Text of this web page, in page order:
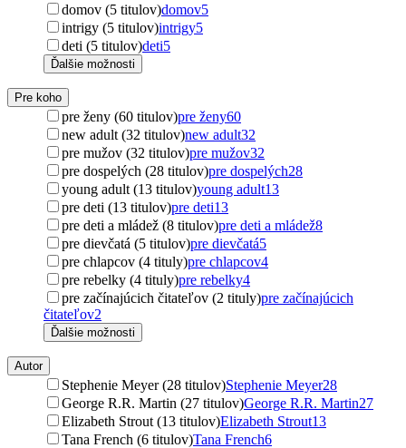
domov (5 titulov)domov5
intrigy (5 titulov)intrigy5
deti (5 titulov)deti5
Ďalšie možnosti
Pre koho
pre ženy (60 titulov)pre ženy60
new adult (32 titulov)new adult32
pre mužov (32 titulov)pre mužov32
pre dospelých (28 titulov)pre dospelých28
young adult (13 titulov)young adult13
pre deti (13 titulov)pre deti13
pre deti a mládež (8 titulov)pre deti a mládež8
pre dievčatá (5 titulov)pre dievčatá5
pre chlapcov (4 tituly)pre chlapcov4
pre rebelky (4 tituly)pre rebelky4
pre začínajúcich čitateľov (2 tituly)pre začínajúcich
čitateľov2
Ďalšie možnosti
Autor
Stephenie Meyer (28 titulov)Stephenie Meyer28
George R.R. Martin (27 titulov)George R.R. Martin27
Elizabeth Strout (13 titulov)Elizabeth Strout13
Tana French (6 titulov)Tana French6